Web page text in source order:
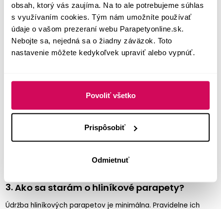
obsah, ktorý vás zaujíma. Na to ale potrebujeme súhlas
s využívaním cookies. Tým nám umožníte používať
údaje o vašom prezeraní webu Parapetyonline.sk.
Nebojte sa, nejedná sa o žiadny záväzok. Toto
nastavenie môžete kedykoľvek upraviť alebo vypnúť.
Povoliť všetko
Prispôsobiť
Odmietnuť
Časté otázky
1.Ako dlho vydržia hliníkové parapety?
Hliníkové parapety sú veľmi trvácne a môžu vydržať desiatky
poveternostným podmienkam zabezpečuje dlhú životnosť.
náročná?
Inštalácia hliníkových parapetov môže byť relatívne
jednoduchá, ak máte skúsenosti s montážou. Avšak, ak si nie
zabezpečila správna inštalácia a dlhodobá funkčnosť.
3.Ako sa starám o hliníkové parapety?
Údržba hliníkových parapetov je minimálna. Pravidelne ich